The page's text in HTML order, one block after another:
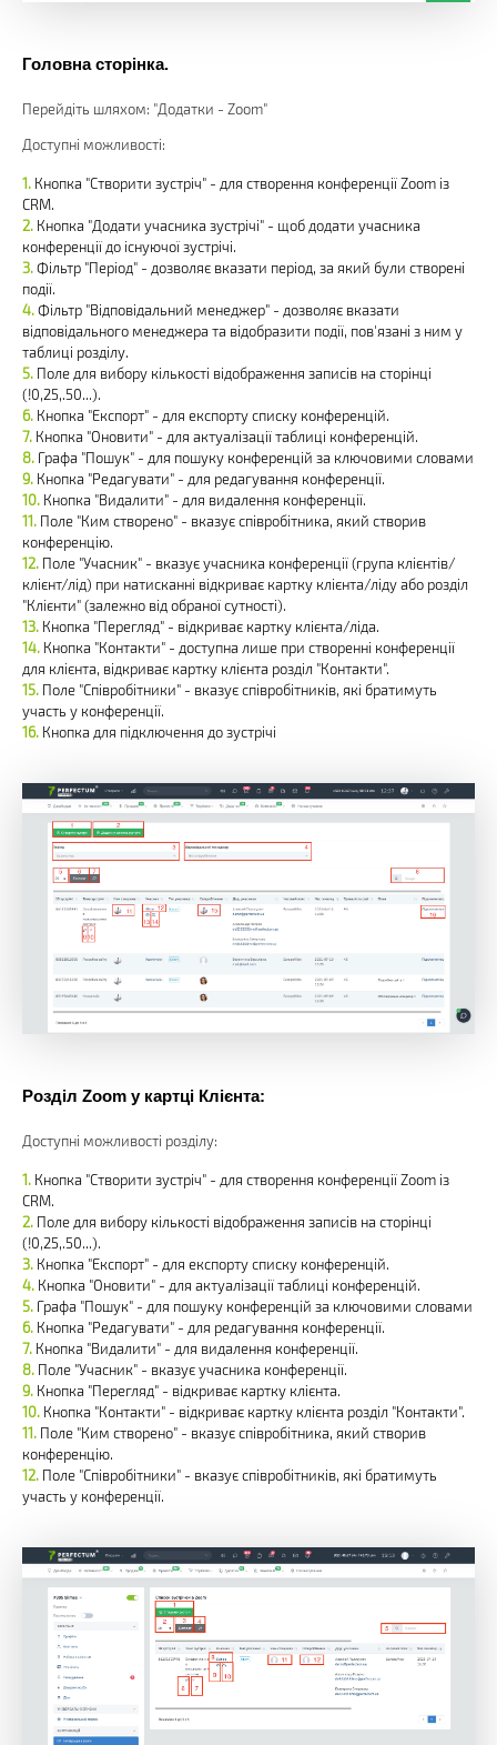
Головна сторінка.
Перейдіть шляхом: "Додатки - Zoom"
Доступні можливості:
Кнопка "Створити зустріч" - для створення конференції Zoom із
CRM.
Кнопка "Додати учасника зустрічі" - щоб додати учасника
конференції до існуючої зустрічі.
Фільтр "Період" - дозволяє вказати період, за який були створені
події.
Фільтр "Відповідальний менеджер" - дозволяє вказати
відповідального менеджера та відобразити події, пов'язані з ним у
таблиці розділу.
Поле для вибору кількості відображення записів на сторінці
(!0,25,.50...).
Кнопка "Експорт" - для експорту списку конференцій.
Кнопка "Оновити" - для актуалізації таблиці конференцій.
Графа "Пошук" - для пошуку конференцій за ключовими словами
Кнопка "Редагувати" - для редагування конференції.
Кнопка "Видалити" - для видалення конференції.
Поле "Ким створено" - вказує співробітника, який створив
конференцію.
Поле "Учасник" - вказує учасника конференції (група клієнтів/
клієнт/лід) при натисканні відкриває картку клієнта/ліду або розділ
"Клієнти" (залежно від обраної сутності).
Кнопка "Перегляд" - відкриває картку клієнта/ліда.
Кнопка "Контакти" - доступна лише при створенні конференції
для клієнта, відкриває картку клієнта розділ "Контакти".
Поле "Співробітники" - вказує співробітників, які братимуть
участь у конференції.
Кнопка для підключення до зустрічі
Розділ Zoom у картці Клієнта:
Доступні можливості розділу:
Кнопка "Створити зустріч" - для створення конференції Zoom із
CRM.
Поле для вибору кількості відображення записів на сторінці
(!0,25,.50...).
Кнопка "Експорт" - для експорту списку конференцій.
Кнопка "Оновити" - для актуалізації таблиці конференцій.
Графа "Пошук" - для пошуку конференцій за ключовими словами
Кнопка "Редагувати" - для редагування конференції.
Кнопка "Видалити" - для видалення конференції.
Поле "Учасник" - вказує учасника конференції.
Кнопка "Перегляд" - відкриває картку клієнта.
Кнопка "Контакти" - відкриває картку клієнта розділ "Контакти".
Поле "Ким створено" - вказує співробітника, який створив
конференцію.
Поле "Співробітники" - вказує співробітників, які братимуть
участь у конференції.